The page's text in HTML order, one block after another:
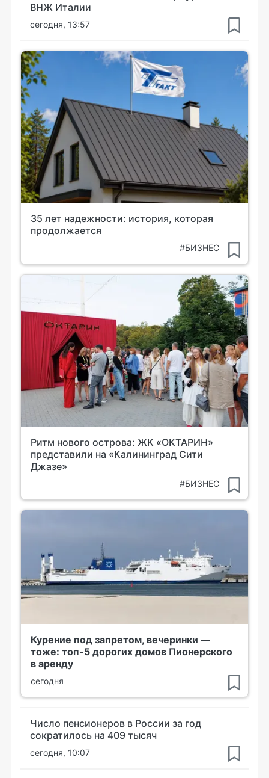
ВНЖ Италии
сегодня, 13:57
35 лет надежности: история, которая
продолжается
#БИЗНЕС
Ритм нового острова: ЖК «ОКТАРИН»
представили на «Калининград Сити
Джазе»
#БИЗНЕС
Курение под запретом, вечеринки —
тоже: топ-5 дорогих домов Пионерского
в аренду
сегодня
Число пенсионеров в России за год
сократилось на 409 тысяч
сегодня, 10:07